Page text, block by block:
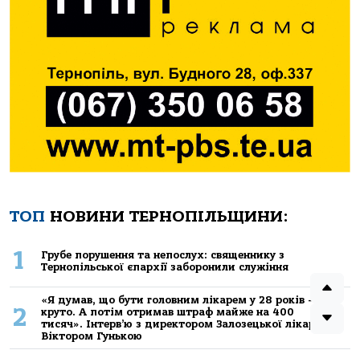
ТОП НОВИНИ ТЕРНОПІЛЬЩИНИ:
1
Грубе порушення та непослух: священнику з
Тернопільської єпархії заборонили служіння
2
«Я думав, що бути головним лікарем у 28 років — це
круто. А потім отримав штраф майже на 400
тисяч». Інтерв’ю з директором Залозецької лікарні
Віктором Гунькою